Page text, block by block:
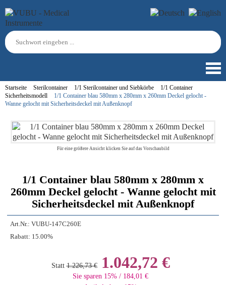
Startseite Sterilcontainer 1/1 Sterilcontainer und Siebkörbe
1/1 Container
Sicherheitsmodell
1/1 Container blau 580mm x 280mm x 260mm Deckel gelocht -
Wanne gelocht mit Sicherheitsdeckel mit Außenknopf
Für eine größere Ansicht klicken Sie auf das Vorschaubild
1/1 Container blau 580mm x 280mm x
260mm Deckel gelocht - Wanne gelocht mit
Sicherheitsdeckel mit Außenknopf
Art.Nr.: VUBU-147C260E
Rabatt: 15.00%
Statt 1.226,73 €1.042,72 €
Sie sparen 15% / 184,01 €